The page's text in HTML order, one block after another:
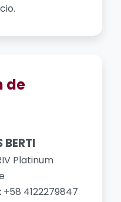
de
BERTI
Platinum
+58 4122279847